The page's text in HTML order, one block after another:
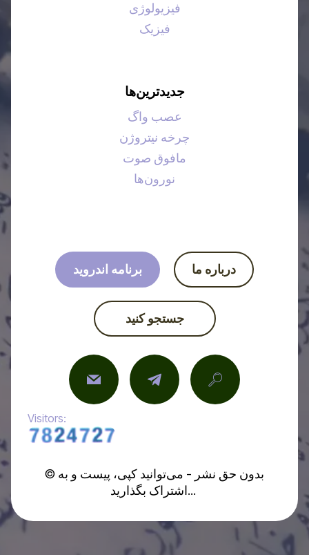
فیزیولوژی
فیزیک
جدیدترین‌ها
عصب واگ
چرخه نیتروژن
مافوق صوت
نورون‌ها
برنامه اندروید درباره ما
جستجو کنید
Visitors:
© بدون حق نشر - می‌توانید کپی، پیست و به
اشتراک بگذارید...